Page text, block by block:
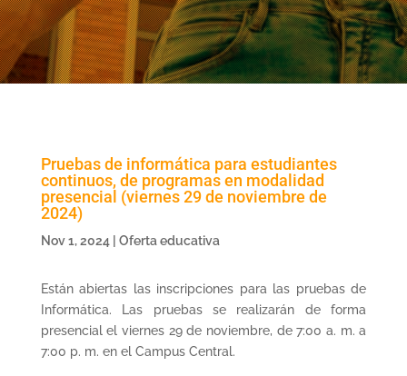
Pruebas de informática para estudiantes
continuos, de programas en modalidad
presencial (viernes 29 de noviembre de
2024)
Nov 1, 2024 Oferta educativa
Están abiertas las inscripciones para las pruebas de
Informática. Las pruebas se realizarán de forma
presencial el viernes 29 de noviembre, de 7:00 a. m. a
7:00 p. m. en el Campus Central.